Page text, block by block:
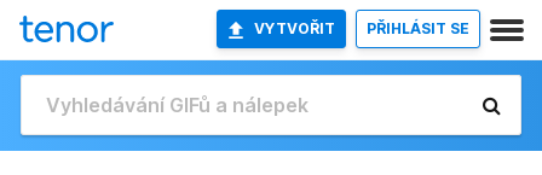
VYTVOŘIT PŘIHLÁSIT SE